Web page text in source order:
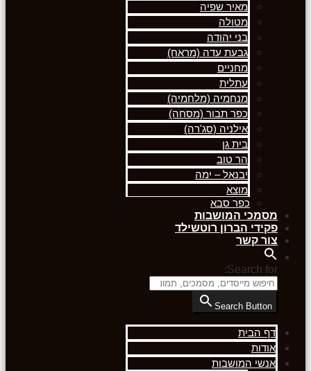
מאיר שפיה
מטולה
בני יהודה
גבעת עדה (מראח)
מחניים
עתלית
מנחמיה (מלחמיה)
כפר תבור (מסחה)
אילניה (סג'רה)
בית גן
הר טוב
יבנאל – ימה
מוצא
כפר סבא
מסמכי המושבות
פקידי הברון רוטשילד
צור קשר
Search for:
Search Button
דף הבית
אודות
אנשי המושבות